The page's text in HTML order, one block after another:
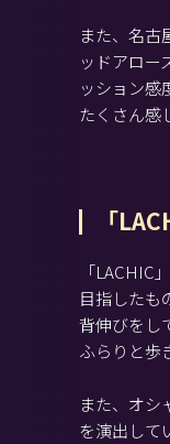
また、名古
ッドアロー
ッション感
たくさん感
「
「
目指したも
背伸びをし
ふらりと歩
また、オシ
を演出して